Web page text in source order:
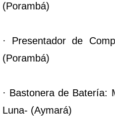
(Porambá)
· Presentador de
(Porambá)
· Bastonera de Batería:
Luna- (Aymará)